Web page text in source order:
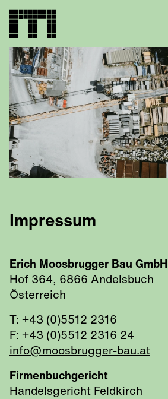
Impressum
Erich Moosbrugger Bau GmbH
Hof 364, 6866 Andelsbuch
Österreich
T: +43 (0)5512 2316
F: +43 (0)5512 2316 24
info@moosbrugger-bau.at
Firmenbuchgericht
Handelsgericht Feldkirch